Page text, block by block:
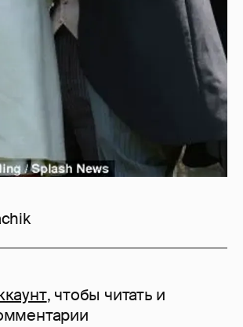
, чтобы читать и